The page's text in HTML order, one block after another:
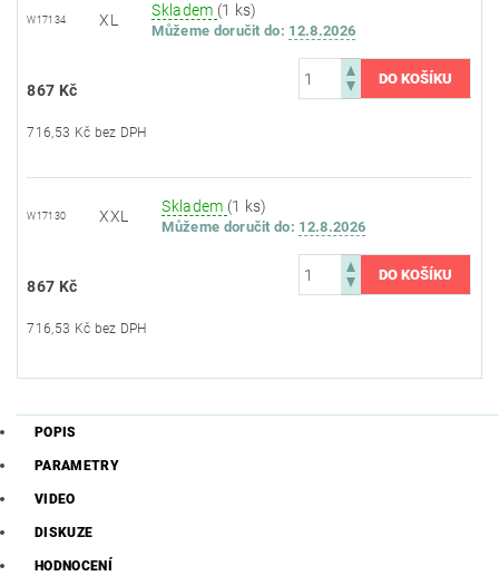
W17134 XL
Skladem (1 ks)
Můžeme doručit do: 12.8.2026
867 Kč
716,53 Kč bez DPH
W17130 XXL
Skladem (1 ks)
Můžeme doručit do: 12.8.2026
867 Kč
716,53 Kč bez DPH
POPIS
PARAMETRY
VIDEO
DISKUZE
HODNOCENÍ